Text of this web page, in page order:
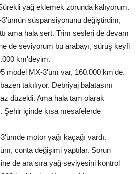
yağ eklemek zorunda kalıyorum.
3'ümün süspansiyonunu değiştirdim,
ama hala sert. Trim sesleri de devam
de seviyorum bu arabayı, sürüş keyfi
km'deyim.
model MX-3'üm var, 160.000 km'de.
takılıyor. Debriyaj balatasını
düzeldi. Ama hala tam olarak
Şehir içinde kısa mesafelerde
motor yağı kaçağı vardı.
conta değişimi yaptılar. Sorun
de ara sıra yağ seviyesini kontrol